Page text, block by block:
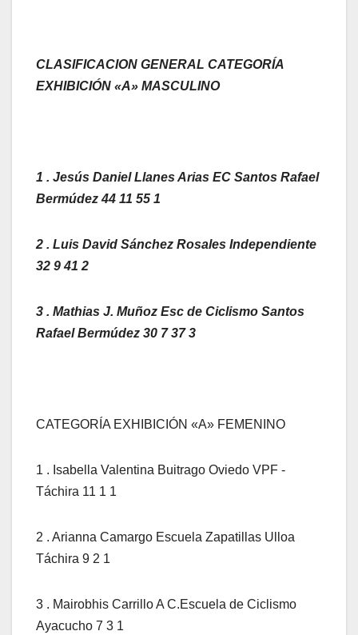
CLASIFICACION GENERAL CATEGORÍA
EXHIBICIÓN «A» MASCULINO
1 . Jesús Daniel Llanes Arias EC Santos Rafael
Bermúdez 44 11 55 1
2 . Luis David Sánchez Rosales Independiente
32 9 41 2
3 . Mathias J. Muñoz Esc de Ciclismo Santos
Rafael Bermúdez 30 7 37 3
CATEGORÍA EXHIBICIÓN «A» FEMENINO
1 . Isabella Valentina Buitrago Oviedo VPF -
Táchira 11 1 1
2 . Arianna Camargo Escuela Zapatillas Ulloa
Táchira 9 2 1
3 . Mairobhis Carrillo A C.Escuela de Ciclismo
Ayacucho 7 3 1